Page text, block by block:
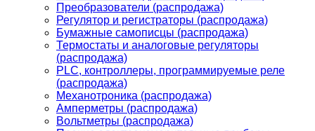
Преобразователи (распродажа)
Регулятор и регистраторы (распродажа)
Бумажные самописцы (распродажа)
Термостаты и аналоговые регуляторы
(распродажа)
PLС, контроллеры, программируемые реле
(распродажа)
Механотроника (распродажа)
Амперметры (распродажа)
Вольтметры (распродажа)